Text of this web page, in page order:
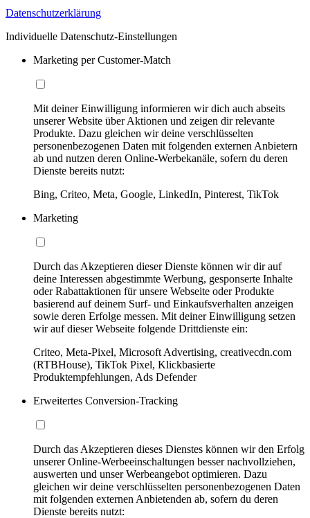
Datenschutzerklärung
Individuelle Datenschutz-Einstellungen
Marketing per Customer-Match
Mit deiner Einwilligung informieren wir dich auch abseits
unserer Website über Aktionen und zeigen dir relevante
Produkte. Dazu gleichen wir deine verschlüsselten
personenbezogenen Daten mit folgenden externen Anbietern
ab und nutzen deren Online-Werbekanäle, sofern du deren
Dienste bereits nutzt:
Bing, Criteo, Meta, Google, LinkedIn, Pinterest, TikTok
Marketing
Durch das Akzeptieren dieser Dienste können wir dir auf
deine Interessen abgestimmte Werbung, gesponserte Inhalte
oder Rabattaktionen für unsere Webseite oder Produkte
basierend auf deinem Surf- und Einkaufsverhalten anzeigen
sowie deren Erfolge messen. Mit deiner Einwilligung setzen
wir auf dieser Webseite folgende Drittdienste ein:
Criteo, Meta-Pixel, Microsoft Advertising, creativecdn.com
(RTBHouse), TikTok Pixel, Klickbasierte
Produktempfehlungen, Ads Defender
Erweitertes Conversion-Tracking
Durch das Akzeptieren dieses Dienstes können wir den Erfolg
unserer Online-Werbeeinschaltungen besser nachvollziehen,
auswerten und unser Werbeangebot optimieren. Dazu
gleichen wir deine verschlüsselten personenbezogenen Daten
mit folgenden externen Anbietenden ab, sofern du deren
Dienste bereits nutzt: